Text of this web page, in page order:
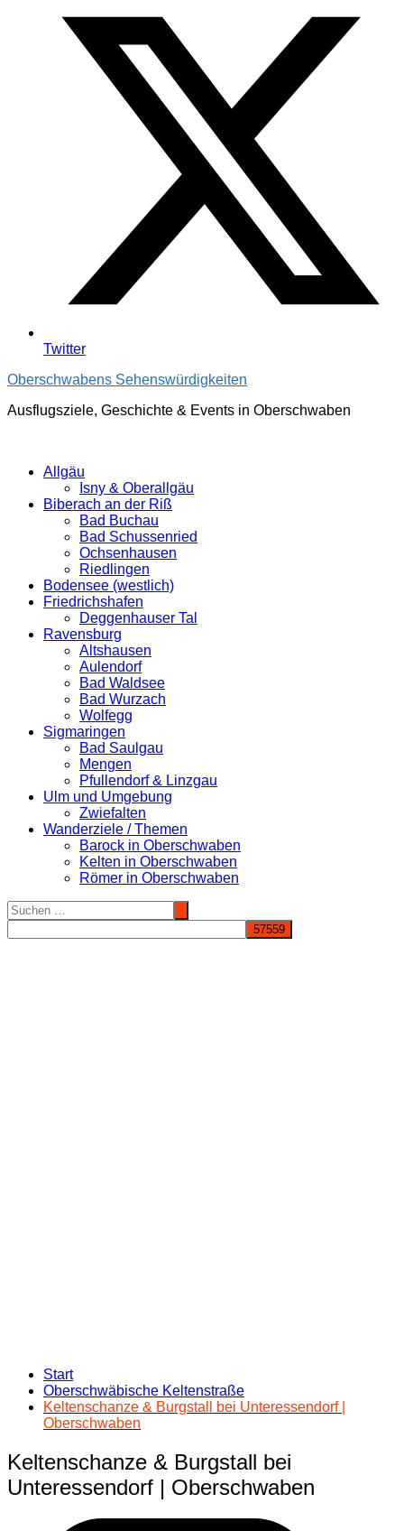
Twitter
Oberschwabens Sehenswürdigkeiten
Ausflugsziele, Geschichte & Events in Oberschwaben
Allgäu
Isny & Oberallgäu
Biberach an der Riß
Bad Buchau
Bad Schussenried
Ochsenhausen
Riedlingen
Bodensee (westlich)
Friedrichshafen
Deggenhauser Tal
Ravensburg
Altshausen
Aulendorf
Bad Waldsee
Bad Wurzach
Wolfegg
Sigmaringen
Bad Saulgau
Mengen
Pfullendorf & Linzgau
Ulm und Umgebung
Zwiefalten
Wanderziele / Themen
Barock in Oberschwaben
Kelten in Oberschwaben
Römer in Oberschwaben
Start
Oberschwäbische Keltenstraße
Keltenschanze & Burgstall bei Unteressendorf |
Oberschwaben
Keltenschanze & Burgstall bei
Unteressendorf | Oberschwaben